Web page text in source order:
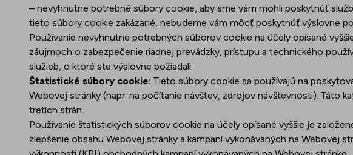
– nevyhnutne potrebné súbory cookie, aby sme vám mohli poskytnúť
tieto súbory cookie zakázané, nebudeme vám môcť poskytnúť výslovne
Používanie nevyhnutne potrebných súborov cookie na účely opísané
záujmoch o zabezpečenie riadnej prevádzky, prístupu a technického
služieb, o ktoré ste výslovne požiadali.
Štatistické súbory cookie: Tieto súbory cookie sa používajú na
Webovej stránky (napr. na počítanie návštev, zdrojov návštevnosti). Táto
tretích strán.
Používanie štatistických súborov cookie na účely opísané vyššie je
zlepšenie obsahu Webovej stránky a kampaní vykonávaných na Webovej